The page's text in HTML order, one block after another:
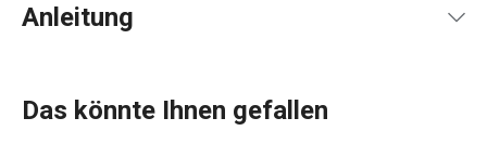
Anleitung
Gebrauchsanleitung & Sicherheitsinformationen
Das könnte Ihnen gefallen